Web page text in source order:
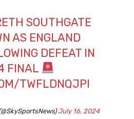
SOUTHGATE
AS ENGLAND
DEFEAT IN
FINAL
TWFLDNQJPI
July 16, 2024